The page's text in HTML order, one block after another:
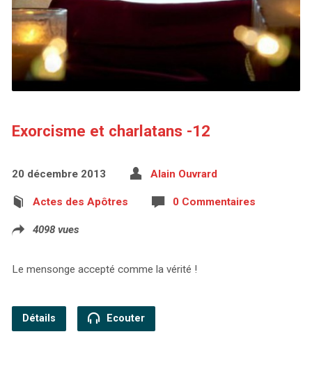
Exorcisme et charlatans -12
20 décembre 2013 Alain Ouvrard
Actes des Apôtres 0 Commentaires
4098 vues
Le mensonge accepté comme la vérité !
Détails Ecouter